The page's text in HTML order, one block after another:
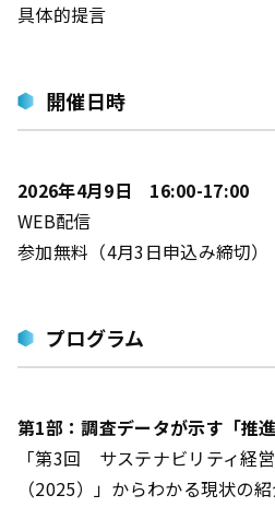
具体的提言
開催日時
2026年4月9日 16:00-17:00
WEB配信
参加無料（4月3日申込み締切）
プログラム
第1部：調査データが示す「推
「第3回 サステナビリティ経
（2025）」からわかる現状の